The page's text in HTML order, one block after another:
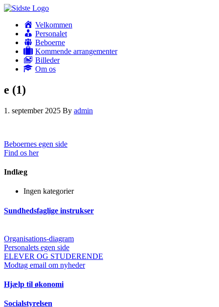
Velkommen
Personalet
Beboerne
Kommende arrangementer
Billeder
Om os
e (1)
1. september 2025 By admin
Beboernes egen side
Find os her
Indlæg
Ingen kategorier
Sundhedsfaglige instrukser
Organisations-diagram
Personalets egen side
ELEVER OG STUDERENDE
Modtag email om nyheder
Hjælp til økonomi
Socialstyrelsen